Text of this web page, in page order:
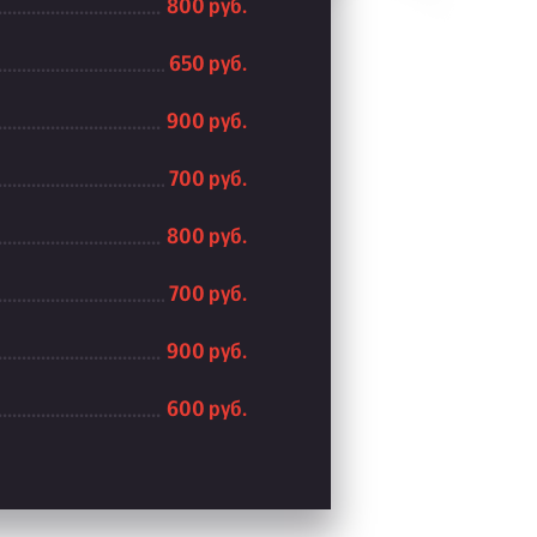
800 руб.
650 руб.
900 руб.
700 руб.
800 руб.
700 руб.
900 руб.
600 руб.